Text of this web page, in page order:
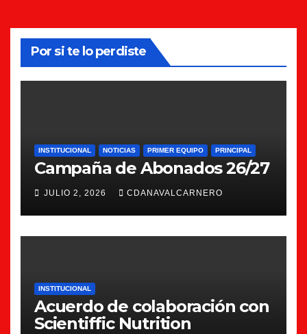
Por si te lo perdiste
INSTITUCIONAL NOTICIAS PRIMER EQUIPO PRINCIPAL
Campaña de Abonados 26/27
JULIO 2, 2026 CDANAVALCARNERO
INSTITUCIONAL
Acuerdo de colaboración con
Scientiffic Nutrition